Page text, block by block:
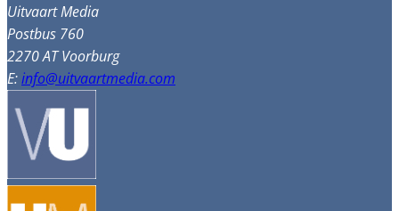
Uitvaart Media
Postbus 760
2270 AT Voorburg
E:info@uitvaartmedia.com